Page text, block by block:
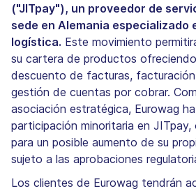
("JITpay"), un proveedor de
sede en Alemania especializado
logística. Este movimiento
su cartera de productos
descuento de facturas,
gestión de cuentas por cobrar.
asociación estratégica, Eurowag
participación minoritaria en JITpay,
para un posible aumento de su
sujeto a las aprobaciones
Los clientes de Eurowag tendrán